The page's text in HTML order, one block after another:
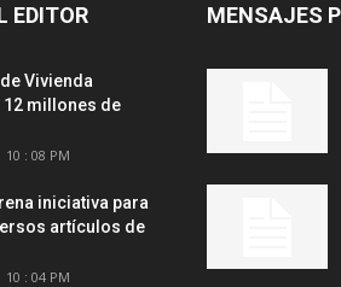
EDITOR
Vivienda
12 millones de
: 08 PM
iniciativa para
artículos de
: 04 PM
MENSAJES